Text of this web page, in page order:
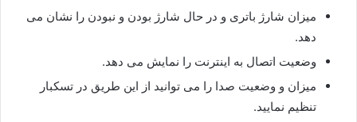
میزان شارژ باتری و در حال شارژ بودن و نبودن را نشان می
دهد.
وضعیت اتصال به اینترنت را نمایش می دهد.
میزان و وضعیت صدا را می توانید از این طریق در تسکبار
تنظیم نمایید.